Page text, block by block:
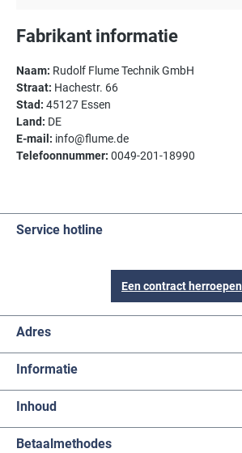
Fabrikant informatie
Naam: Rudolf Flume Technik GmbH
Straat: Hachestr. 66
Stad: 45127 Essen
Land: DE
E-mail: info@flume.de
Telefoonnummer: 0049-201-18990
Service hotline
Een contract herroepen
Adres
Informatie
Inhoud
Betaalmethodes